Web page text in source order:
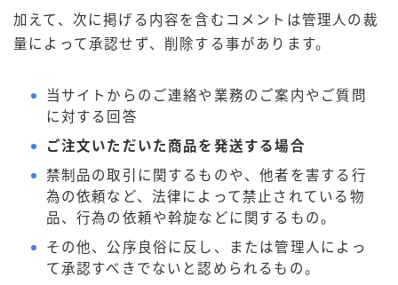
加えて、次に掲げる内容を含むコメントは管理人の裁
量によって承認せず、削除する事があります。
当サイトからのご連絡や業務のご案内やご質問
に対する回答
ご注文いただいた商品を発送する場合
禁制品の取引に関するものや、他者を害する行
為の依頼など、法律によって禁止されている物
品、行為の依頼や斡旋などに関するもの。
その他、公序良俗に反し、または管理人によっ
て承認すべきでないと認められるもの。